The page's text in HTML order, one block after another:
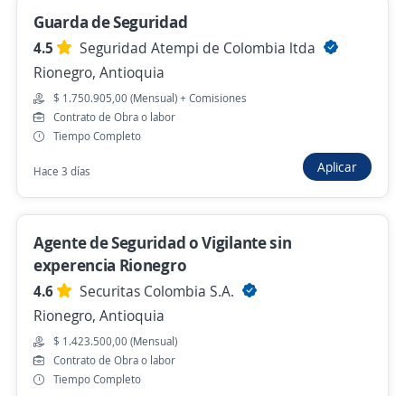
Auxiliar de Seguridad y Salud en el Trabajo
(SST) con Licencia Vigente
Agencia de Empleo de Comfenalco Antioquia
Medellín, Antioquia
$ 2.600.000,00 (Mensual)
Anterior Siguiente
Nuevas ofertas de empleo
Empleos similares
Auxiliar de almacén carga y descarga
Guarda de Seguridad
4.5
Seguridad Atempi de Colombia ltda
Rionegro, Antioquia
$ 1.750.905,00 (Mensual) + Comisiones
Contrato de Obra o labor
Tiempo Completo
Hace 3 días Aplicar
Agente de Seguridad o Vigilante sin
experencia Rionegro
4.6
Securitas Colombia S.A.
Rionegro, Antioquia
$ 1.423.500,00 (Mensual)
Contrato de Obra o labor
Tiempo Completo